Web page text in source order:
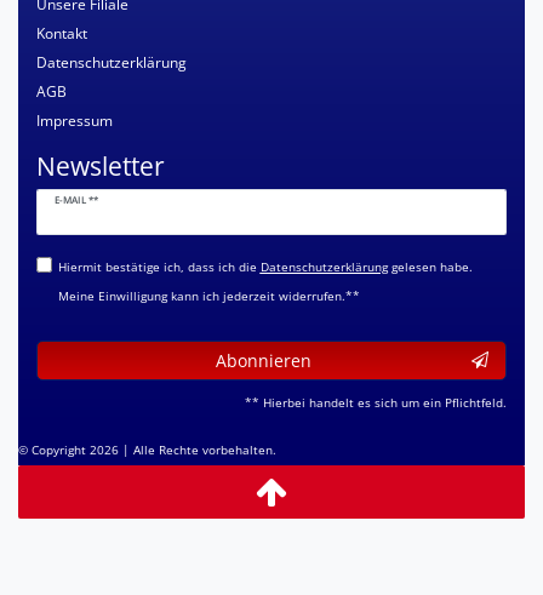
Kontakt
Datenschutzerklärung
AGB
Impressum
Newsletter
E-MAIL **
Newsletter
Honig
Hiermit bestätige ich, dass ich die Daten­schutz­erklärunggelesen habe.
Meine Einwilligung kann ich jederzeit widerrufen.**
Abonnieren
** Hierbei handelt es sich um ein Pflichtfeld.
© Copyright 2026 | Alle Rechte vorbehalten.